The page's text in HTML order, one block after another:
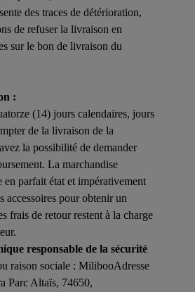
des traces de détérioration,
de refuser la livraison en
sur le bon de livraison du
:
(14) jours calendaires, jours
de la livraison de la
la possibilité de demander
La marchandise
en parfait état et impérativement
accessoires pour obtenir un
frais de retour restent à la charge
responsable de la sécurité
raison sociale : MilibooAdresse
Parc Altaïs, 74650,